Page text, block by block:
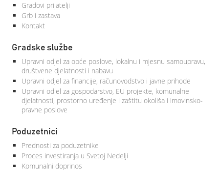
Gradovi prijatelji
Grb i zastava
Kontakt
Gradske službe
Upravni odjel za opće poslove, lokalnu i mjesnu samoupravu,
društvene djelatnosti i nabavu
Upravni odjel za financije, računovodstvo i javne prihode
Upravni odjel za gospodarstvo, EU projekte, komunalne
djelatnosti, prostorno uređenje i zaštitu okoliša i imovinsko-
pravne poslove
Poduzetnici
Prednosti za poduzetnike
Proces investiranja u Svetoj Nedelji
Komunalni doprinos